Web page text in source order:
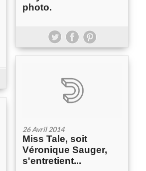
photo.
26 Avril 2014
Miss Tale, soit
Véronique Sauger,
s'entretient...